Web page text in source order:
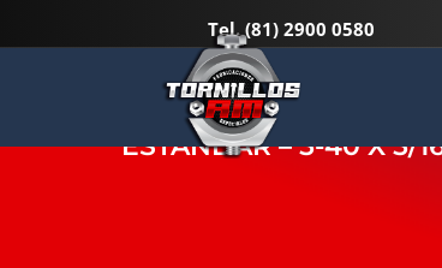
Tel.(81) 2900 0580
OPRESOR SOCKET
ESTANDAR – 5-40 X 5/